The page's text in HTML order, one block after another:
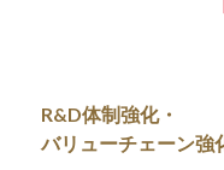
R&D体制強化・
バリューチェーン強